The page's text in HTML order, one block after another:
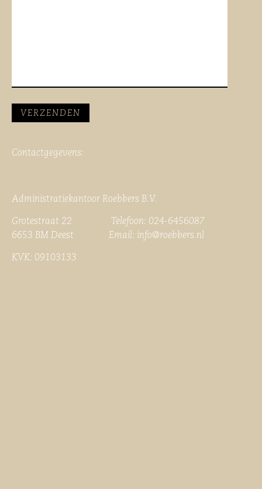
Contactgegevens:
Administratiekantoor Roebbers B.V.
Grotestraat 22 Telefoon: 024-6456087
6653 BM Deest Email: info@roebbers.nl
KVK: 09103133